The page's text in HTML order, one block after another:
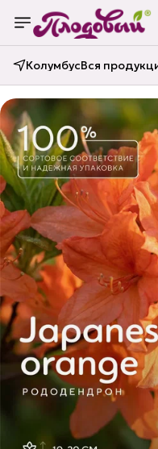
КолумбусВся